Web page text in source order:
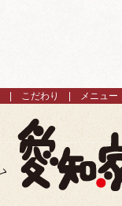
こだわり メニュー